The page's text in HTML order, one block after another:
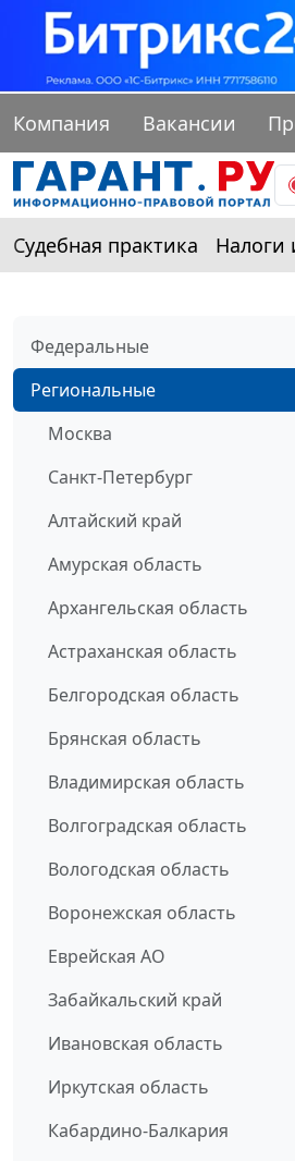
Компания Вакансии
Судебная практика Налоги
Федеральные
Региональные
Москва
Санкт-Петербург
Алтайский край
Амурская область
Архангельская область
Астраханская область
Белгородская область
Брянская область
Владимирская область
Волгоградская область
Вологодская область
Воронежская область
Еврейская АО
Забайкальский край
Ивановская область
Иркутская область
Кабардино-Балкария